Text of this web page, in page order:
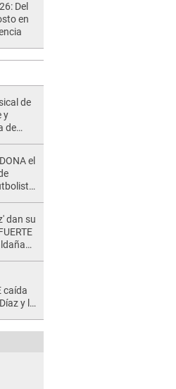
Del
en
de
y
de
el
dan su
caída
y lo